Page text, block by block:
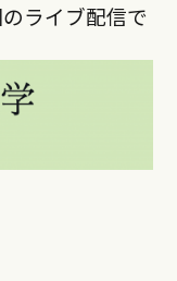
ライブ配信で